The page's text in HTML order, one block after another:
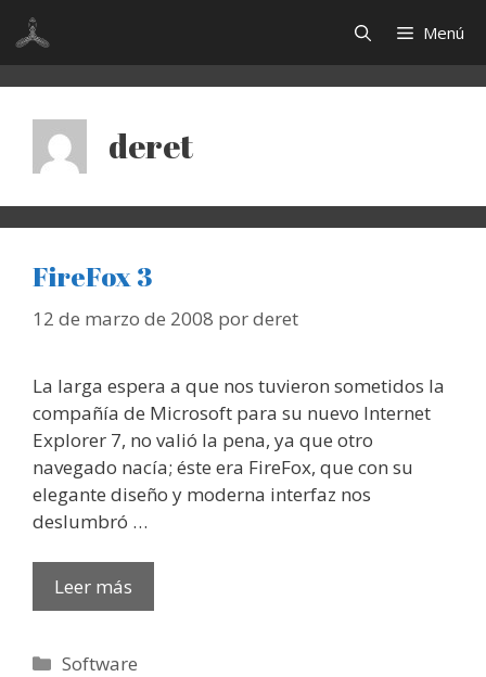
Saltar
contenido
Menú
deret
FireFox 3
12 de marzo de 2008 porderet
La larga espera a que nos tuvieron sometidos la
compañía de Microsoft para su nuevo Internet
Explorer 7, no valió la pena, ya que otro
navegado nacía; éste era FireFox, que con su
elegante diseño y moderna interfaz nos
deslumbró …
Leer más
Categorías
Software